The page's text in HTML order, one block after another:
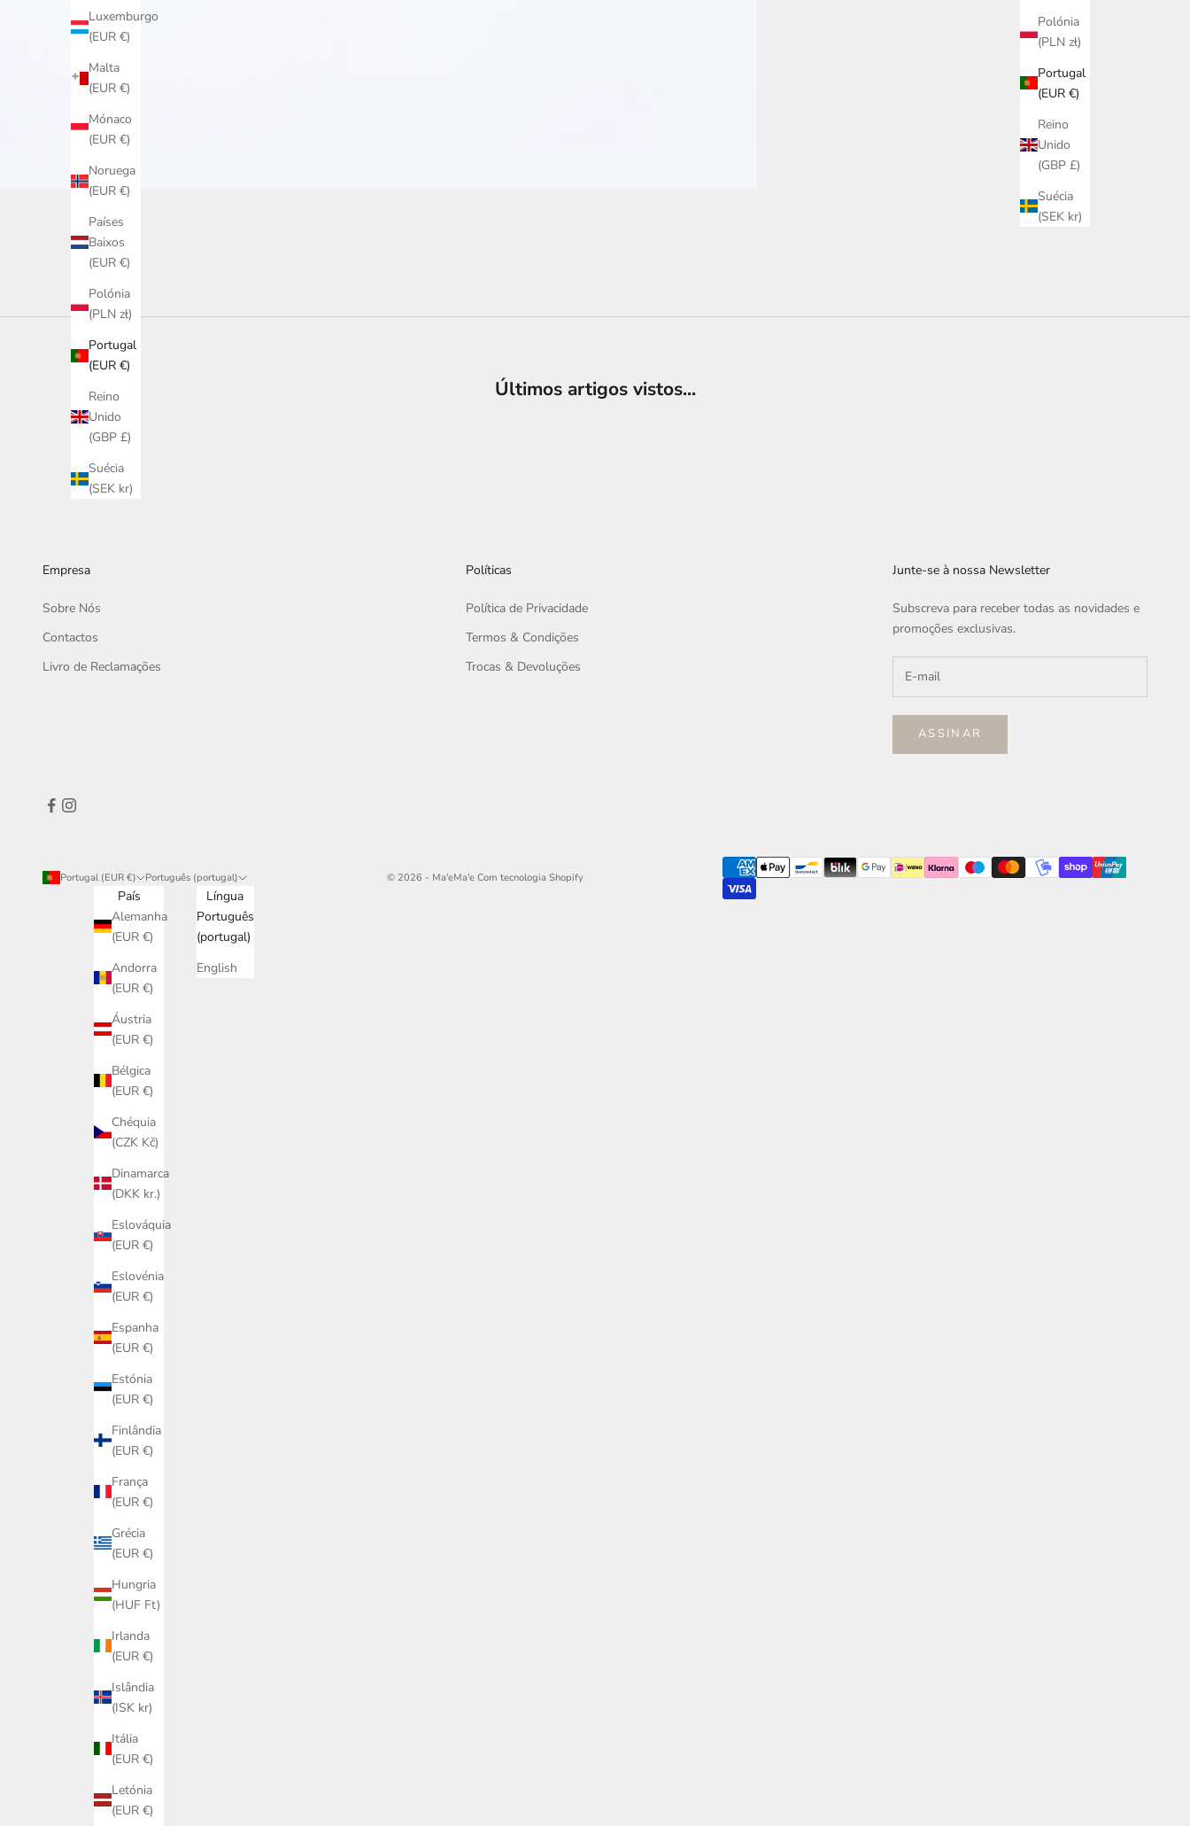
Polónia
(PLN zł)
Portugal
(EUR €)
Reino
Unido
(GBP £)
Suécia
(SEK kr)
Luxemburgo
(EUR €)
Malta
(EUR €)
Mónaco
(EUR €)
Noruega
(EUR €)
Países
Baixos
(EUR €)
Polónia
(PLN zł)
Portugal
(EUR €)
Reino
Unido
(GBP £)
Suécia
(SEK kr)
Últimos artigos vistos...
Empresa
Sobre Nós
Contactos
Livro de Reclamações
Políticas
Política de Privacidade
Termos & Condições
Trocas & Devoluções
Junte-se à nossa Newsletter
Subscreva para receber todas as novidades e
promoções exclusivas.
ASSINAR
Portugal (EUR €)
País
Alemanha
(EUR €)
Andorra
(EUR €)
Áustria
(EUR €)
Bélgica
(EUR €)
Chéquia
(CZK Kč)
Dinamarca
(DKK kr.)
Eslováquia
(EUR €)
Eslovénia
(EUR €)
Espanha
(EUR €)
Estónia
(EUR €)
Finlândia
(EUR €)
França
(EUR €)
Grécia
(EUR €)
Hungria
(HUF Ft)
Irlanda
(EUR €)
Islândia
(ISK kr)
Itália
(EUR €)
Letónia
(EUR €)
Português (portugal)
Língua
Português
(portugal)
English
© 2026 - Ma'eMa'e Com tecnologia Shopify